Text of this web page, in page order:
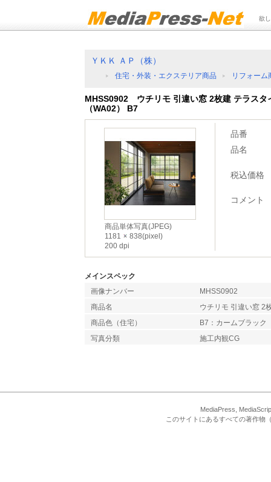
欲
ＹＫＫ ＡＰ（株）
住宅・外装・エクステリア商品 リフォーム
MHSS0902 ウチリモ 引違い窓 2枚建 テラスタ
（WA02） B7
商品単体写真(JPEG)
1181
838(pixel)
200 dpi
品番
品名
税込価格
コメント
メインスペック
画像ナンバー
MHSS0902
商品名
ウチリモ 引違い窓 2
商品色（住宅）
B7：カームブラック
写真分類
施工内観CG
MediaPress,
このサイトにあるすべての著作物